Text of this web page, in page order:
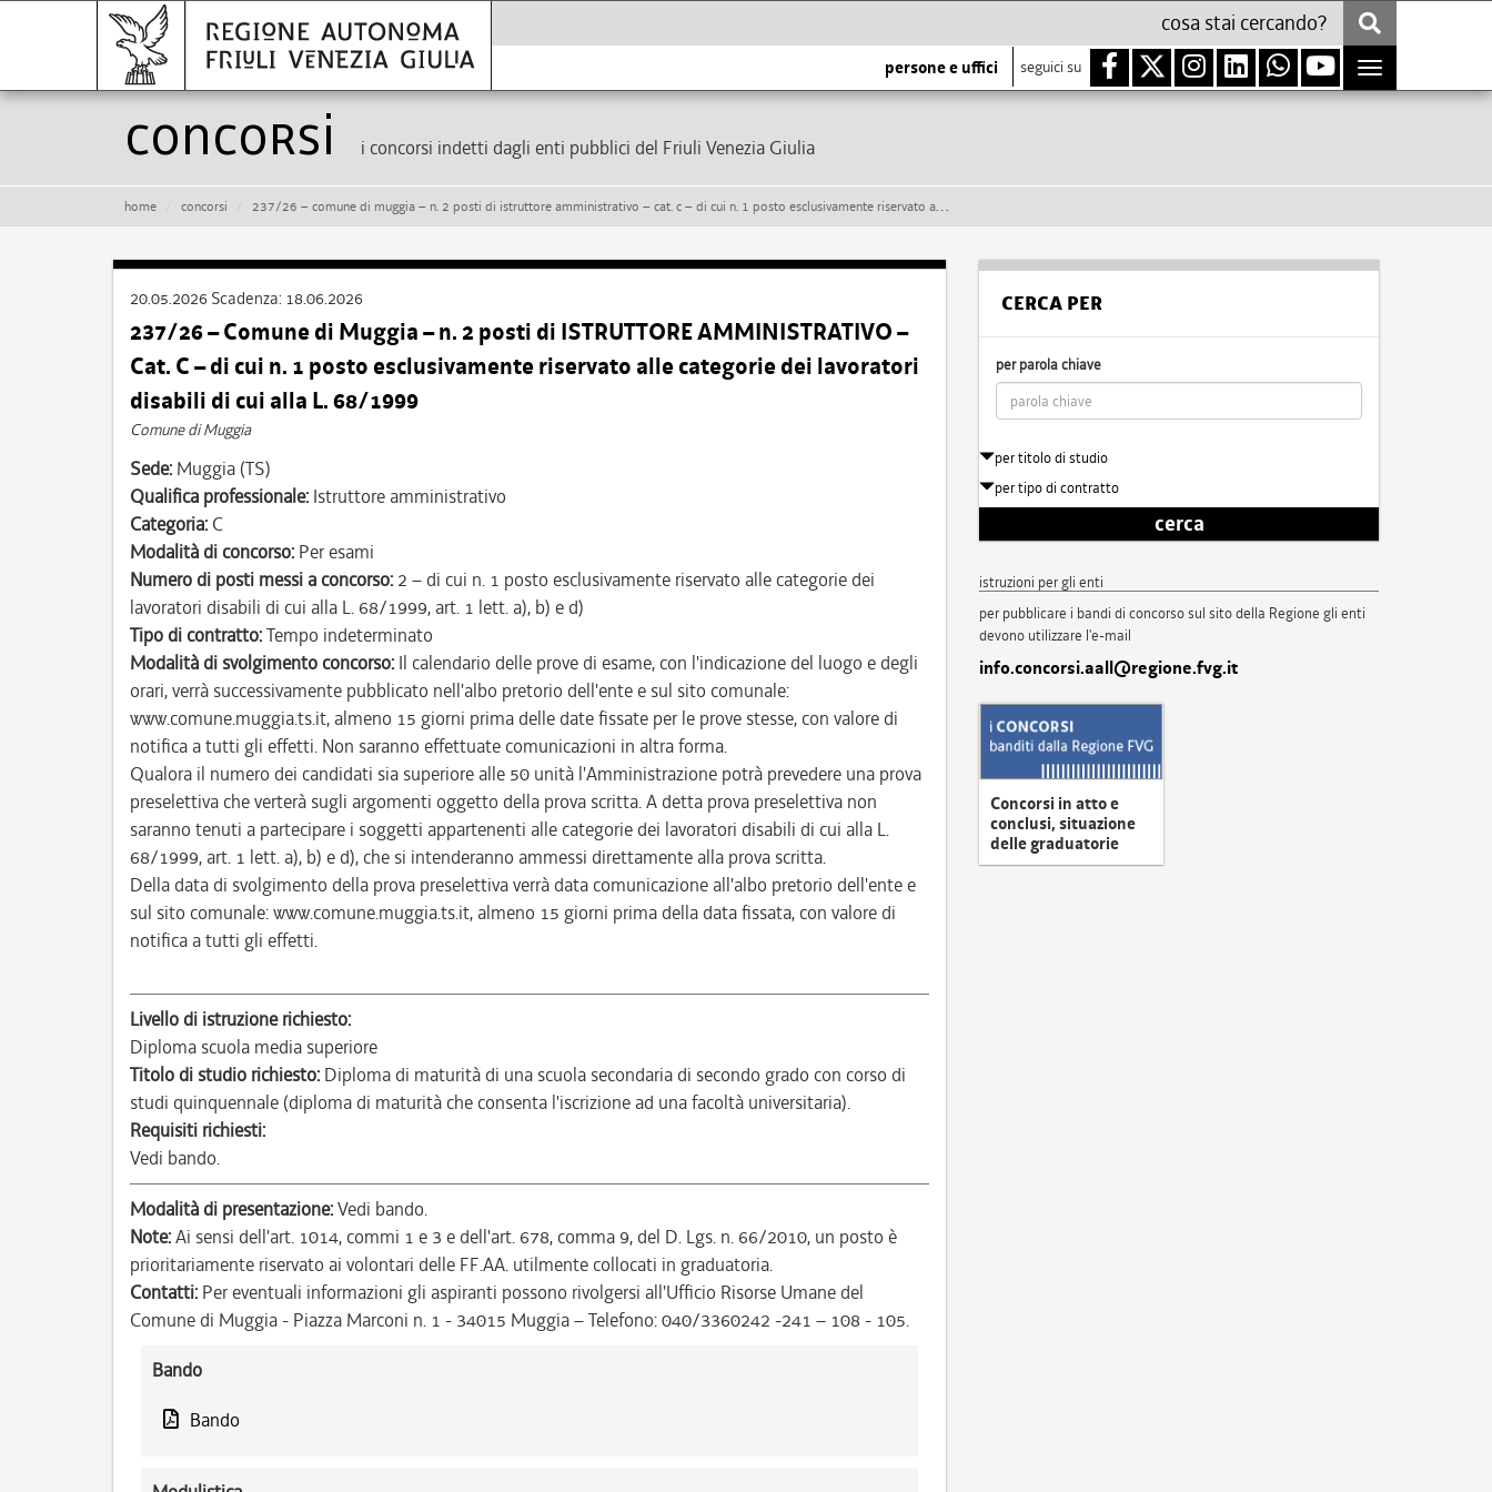
persone e uffici seguici su
Toggle
navigation
Concorsi i concorsi indetti dagli enti pubblici del Friuli Venezia Giulia
home concorsi 237/26 – comune di muggia – n. 2 posti di istruttore amministrativo – cat. c – di cui n. 1 posto esclusivamente riservato alle categorie dei lavoratori disabili di cui alla l. 68/1999
20.05.2026 Scadenza: 18.06.2026
237/26 – Comune di Muggia – n. 2 posti di ISTRUTTORE AMMINISTRATIVO –
Cat. C – di cui n. 1 posto esclusivamente riservato alle categorie dei lavoratori
disabili di cui alla L. 68/1999
Comune di Muggia
Sede: Muggia (TS)
Qualifica professionale: Istruttore amministrativo
Categoria: C
Modalità di concorso: Per esami
Numero di posti messi a concorso: 2 – di cui n. 1 posto esclusivamente riservato alle categorie dei
lavoratori disabili di cui alla L. 68/1999, art. 1 lett. a), b) e d)
Tipo di contratto:Tempo indeterminato
Modalità di svolgimento concorso: Il calendario delle prove di esame, con l'indicazione del luogo e degli
orari, verrà successivamente pubblicato nell'albo pretorio dell'ente e sul sito comunale:
www.comune.muggia.ts.it, almeno 15 giorni prima delle date fissate per le prove stesse, con valore di
notifica a tutti gli effetti. Non saranno effettuate comunicazioni in altra forma.
Qualora il numero dei candidati sia superiore alle 50 unità l'Amministrazione potrà prevedere una prova
preselettiva che verterà sugli argomenti oggetto della prova scritta. A detta prova preselettiva non
saranno tenuti a partecipare i soggetti appartenenti alle categorie dei lavoratori disabili di cui alla L.
68/1999, art. 1 lett. a), b) e d), che si intenderanno ammessi direttamente alla prova scritta.
Della data di svolgimento della prova preselettiva verrà data comunicazione all'albo pretorio dell'ente e
sul sito comunale: www.comune.muggia.ts.it, almeno 15 giorni prima della data fissata, con valore di
notifica a tutti gli effetti.
Livello di istruzione richiesto:
Diploma scuola media superiore
Titolo di studio richiesto: Diploma di maturità di una scuola secondaria di secondo grado con corso di
studi quinquennale (diploma di maturità che consenta l'iscrizione ad una facoltà universitaria).
Requisiti richiesti:
Vedi bando.
Modalità di presentazione:Vedi bando.
Note:Ai sensi dell'art. 1014, commi 1 e 3 e dell'art. 678, comma 9, del D. Lgs. n. 66/2010, un posto è
prioritariamente riservato ai volontari delle FF.AA. utilmente collocati in graduatoria.
Contatti: Per eventuali informazioni gli aspiranti possono rivolgersi all'Ufficio Risorse Umane del
Comune di Muggia - Piazza Marconi n. 1 - 34015 Muggia – Telefono: 040/3360242 -241 – 108 - 105.
Bando
Bando
CERCA PER
per parola chiave
per titolo di studio
per tipo di contratto
cerca
istruzioni per gli enti
per pubblicare i bandi di concorso sul sito della Regione gli enti
devono utilizzare l'e-mail
info.concorsi.aall@regione.fvg.it
Concorsi in atto e
conclusi, situazione
delle graduatorie